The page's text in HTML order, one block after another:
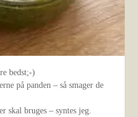
bedst;-)
på panden – så smager de
skal bruges – syntes jeg.